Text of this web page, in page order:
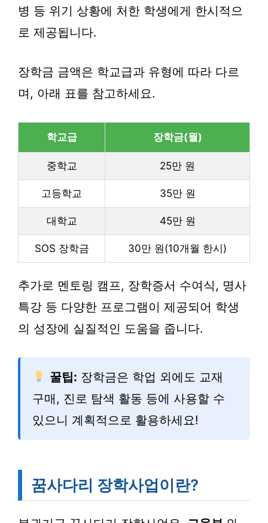
병 등 위기 상황에 처한 학생에게 한시적으
로 제공됩니다.
장학금 금액은 학교급과 유형에 따라 다르
며, 아래 표를 참고하세요.
학교급 장학금(월)
중학교 25만 원
고등학교 35만 원
대학교 45만 원
SOS 장학금 30만 원(10개월 한시)
추가로 멘토링 캠프, 장학증서 수여식, 명사
특강 등 다양한 프로그램이 제공되어 학생
의 성장에 실질적인 도움을 줍니다.
꿀팁: 장학금은 학업 외에도 교재
구매, 진로 탐색 활동 등에 사용할 수
있으니 계획적으로 활용하세요!
꿈사다리 장학사업이란?